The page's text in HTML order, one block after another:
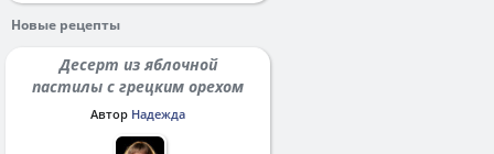
Новые рецепты
Десерт из яблочной
пастилы с грецким орехом
Автор Надежда